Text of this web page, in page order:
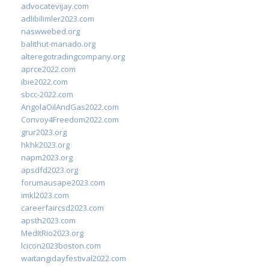
advocatevijay.com
adlibilimler2023.com
naswwebed.org
balithut-manado.org
alteregotradingcompany.org
aprce2022.com
ibie2022.com
sbcc-2022.com
AngolaOilAndGas2022.com
Convoy4Freedom2022.com
grur2023.org
hkhk2023.org
napm2023.org
apsdfd2023.org
forumausape2023.com
imkl2023.com
careerfaircsd2023.com
apsth2023.com
MedItRio2023.org
lcicon2023boston.com
waitangidayfestival2022.com